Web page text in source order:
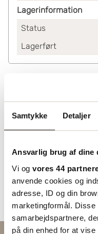
Samtykke Detaljer
Ansvarlig brug af dine
Vi og vores 44
anvende cookies og
adresse, ID og din
marketingformål.
samarbejdspartnere,
på din enhed for at
Lagerinformation
Status
Lagerført